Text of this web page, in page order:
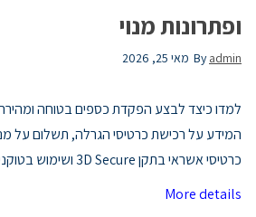
ופתרונות מנוי
Byadmin מאי 25, 2026
למדו כיצד לבצע הפקדת כספים בטוחה ומהירה
המידע על רכישת כרטיסי הגרלה, תשלום על
כרטיסי אשראי בתקן 3D Secure ושימוש בטוקניזציה מאובטחת....
More details